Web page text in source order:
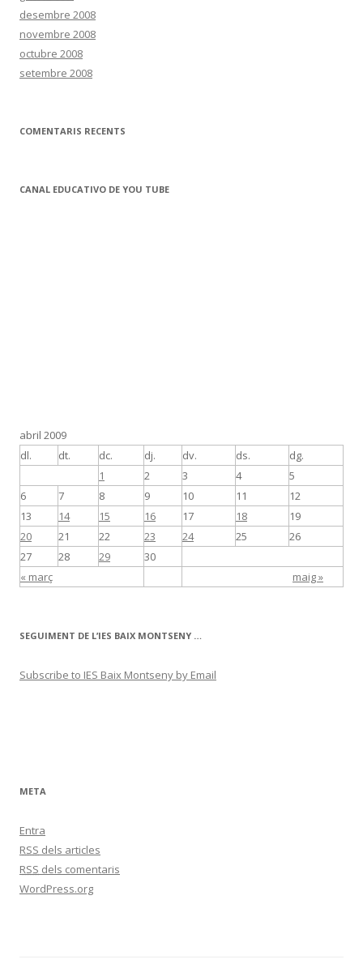
desembre 2008
novembre 2008
octubre 2008
setembre 2008
COMENTARIS RECENTS
CANAL EDUCATIVO DE YOU TUBE
abril 2009
dl.
dt. dc. dj. dv. ds. dg.
« març maig »
1 2 3 4
5
6
7 8 9 10 11
12
13
14 15 16 17 18
19
20
21 22 23 24 25
26
27
28 29 30
SEGUIMENT DE L’IES BAIX MONTSENY …
Subscribe to IES Baix Montseny by Email
META
Entra
RSS dels articles
RSS dels comentaris
WordPress.org